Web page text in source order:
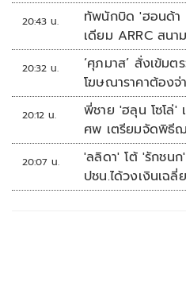
20:43 น.
ทัพนักบิด 'ฮอนด้า
เดียม ARRC สน
20:32 น.
‘ศุภมาส’ สั่งเข้ม
โฆษณาราคาต้องจ่
20:12 น.
พี่ชาย 'ฮลุน โซโล่'
ศพ เตรียมจัดพิธีฌ
20:07 น.
'ลลิดา' โต้ 'รักชน
ปชน.ได้วงเงินเฉ